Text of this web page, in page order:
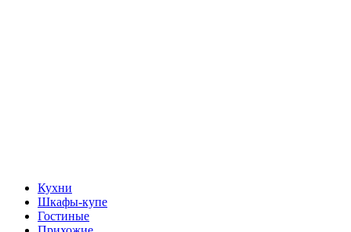
Кухни
Шкафы-купе
Гостиные